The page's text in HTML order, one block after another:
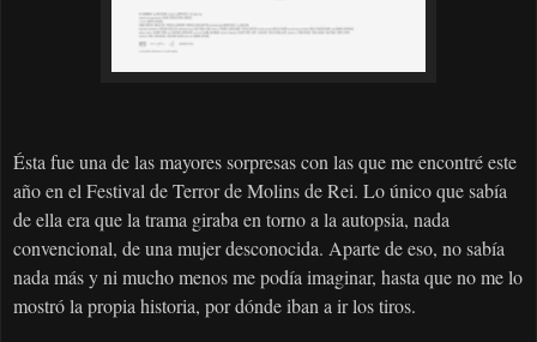
Ésta fue una de las mayores sorpresas con las que me encontré este
año en el Festival de Terror de Molins de Rei. Lo único que sabía
de ella era que la trama giraba en torno a la autopsia, nada
convencional, de una mujer desconocida. Aparte de eso, no sabía
nada más y ni mucho menos me podía imaginar, hasta que no me lo
mostró la propia historia, por dónde iban a ir los tiros.